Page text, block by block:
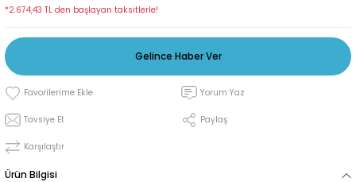
*2.674,43 TL den başlayan taksitlerle!
Gelince Haber Ver
Yorum Yaz
Tavsiye Et Paylaş
Karşılaştır
Ürün Bilgisi